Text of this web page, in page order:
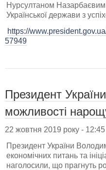
Нурсултаном Назарбаєвим
Української держави з
https://
57949
Президент
можливості
22 жовтня 2019 року - 12:45
Президент України
економічних питань та
наголосили, що прагнуть